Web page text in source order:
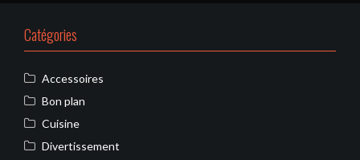
Catégories
Accessoires
Bon plan
Cuisine
Divertissement